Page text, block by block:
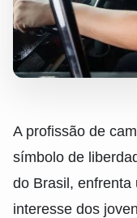
A profissão de
símbolo de
do Brasil, enfrenta
interesse dos